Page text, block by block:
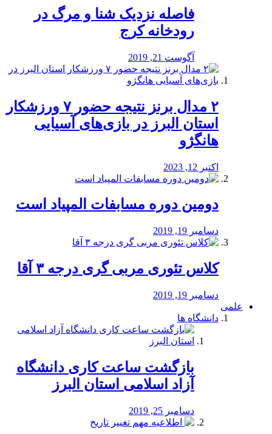
️فاصله نزدیک شنا و مرگ در
رودخانه کرج
آگوست 21, 2019
۲ مدال برنز نتیجه حضور ۷ ورزشکار
استان البرز در بازی‌های آسیایی
هانگژو
اکتبر 12, 2023
دومین دوره مسابفات المپیاد است
دسامبر 19, 2019
کلاس تئوری مربی گری درجه ۳ آقا
دسامبر 19, 2019
علمی
دانشگاه ها
بازگشت ساعت کاری دانشگاه
آزاد اسلامی استان البرز
دسامبر 25, 2019